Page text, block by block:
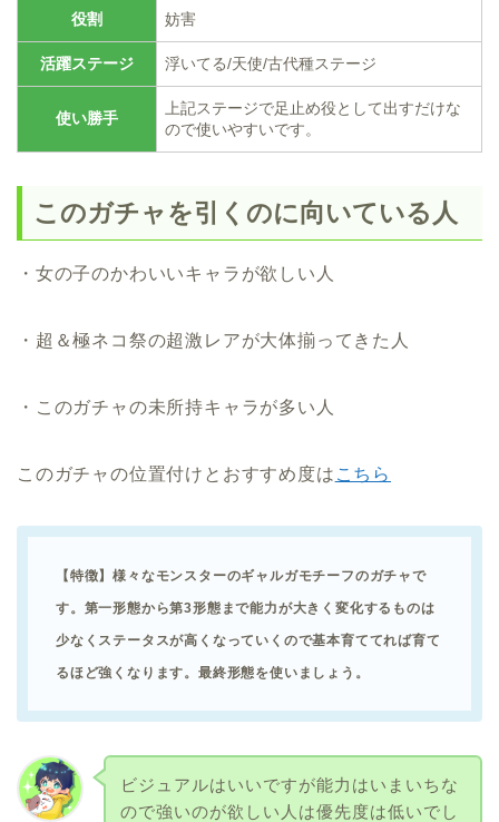
役割 妨害
活躍ステージ 浮いてる/天使/古代種ステージ
使い勝手
上記ステージで足止め役として出すだけな
ので使いやすいです。
このガチャを引くのに向いている人
・女の子のかわいいキャラが欲しい人
・超＆極ネコ祭の超激レアが大体揃ってきた人
・このガチャの未所持キャラが多い人
このガチャの位置付けとおすすめ度は こちら
【特徴】様々なモンスターのギャルガモチーフのガチャで
す。第一形態から第3形態まで能力が大きく変化するものは
少なくステータスが高くなっていくので基本育ててれば育て
るほど強くなります。最終形態を使いましょう。
ビジュアルはいいですが能力はいまいちな
ので強いのが欲しい人は優先度は低いでし